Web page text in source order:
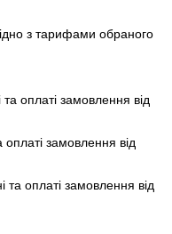
з тарифами обраного
оплаті замовлення від
замовлення від
оплаті замовлення від